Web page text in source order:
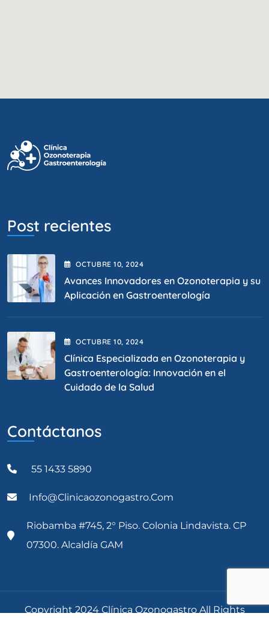
Post recientes
OCTUBRE10, 2024
Avances Innovadores en Ozonoterapia y su
Aplicación en Gastroenterología
OCTUBRE10, 2024
Clínica Especializada en Ozonoterapia y
Gastroenterología: Innovación en el
Cuidado de la Salud
Contáctanos
55 1433 5890
Info@clinicaozonogastro.com
Riobamba #745, 2° Piso. Colonia Lindavista. CP
07300. Alcaldía GAM
Copyright 2024 Clínica Ozonogastro All Rights